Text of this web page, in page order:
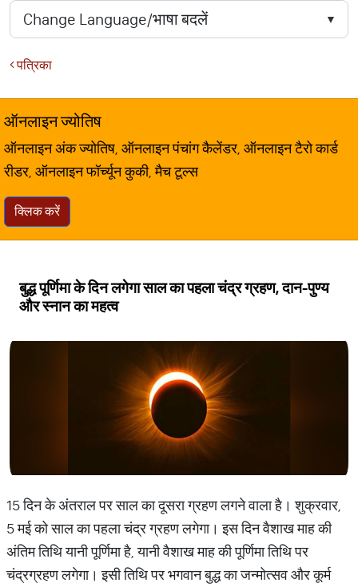
पत्रिका
ऑनलाइन ज्योतिष
ऑनलाइन अंक ज्योतिष, ऑनलाइन पंचांग कैलेंडर, ऑनलाइन टैरो कार्ड
रीडर, ऑनलाइन फॉर्च्यून कुकी, मैच टूल्स
क्लिक करें
बुद्ध पूर्णिमा के दिन लगेगा साल का पहला चंद्र ग्रहण, दान-पुण्य
और स्नान का महत्व
15 दिन के अंतराल पर साल का दूसरा ग्रहण लगने वाला है। शुक्रवार,
5 मई को साल का पहला चंद्र ग्रहण लगेगा। इस दिन वैशाख माह की
अंतिम तिथि यानी पूर्णिमा है, यानी वैशाख माह की पूर्णिमा तिथि पर
चंद्रग्रहण लगेगा। इसी तिथि पर भगवान बुद्ध का जन्मोत्सव और कूर्म